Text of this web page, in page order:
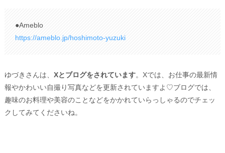
●Ameblo
https://ameblo.jp/hoshimoto-yuzuki
ゆづきさんは、 Xとブログをされています。Xでは、お仕事の最新情
報やかわいい自撮り写真などを更新されていますよ♡ブログでは、
趣味のお料理や美容のことなどをかかれていらっしゃるのでチェッ
クしてみてくださいね。